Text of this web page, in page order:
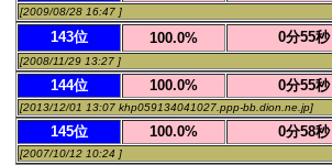
[2009/08/28 16:47 ]
143位 100.0% 0分55秒
[2008/11/29 13:27 ]
144位 100.0% 0分55秒
[2013/12/01 13:07 khp059134041027.ppp-bb.dion.ne.jp]
145位 100.0% 0分58秒
[2007/10/12 10:24 ]